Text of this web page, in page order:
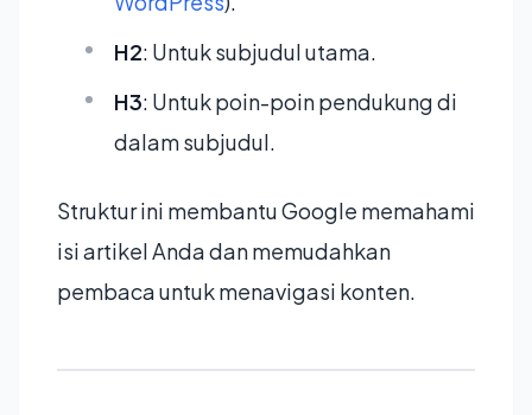
H2: Untuk subjudul utama.
H3: Untuk poin-poin pendukung di
dalam subjudul.
Struktur ini membantu Google memahami
isi artikel Anda dan memudahkan
pembaca untuk menavigasi konten.